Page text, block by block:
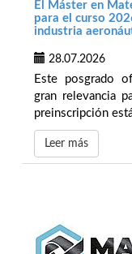
El Máster en
para el curso
industria
28.07.2026
Este posgrado
gran relevancia
preinscripción
Leer más